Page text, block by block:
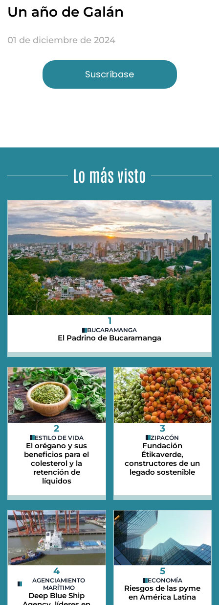
Un año de Galán
01 de diciembre de 2024
Suscríbase
Lo más visto
1
BUCARAMANGA
El Padrino de Bucaramanga
2
ESTILO DE VIDA
El orégano y sus
beneficios para el
colesterol y la
retención de
líquidos
3
ZIPACÓN
Fundación
Étikaverde,
constructores de un
legado sostenible
4
AGENCIAMIENTO
MARÍTIMO
Deep Blue Ship
5
ECONOMÍA
Riesgos de las pyme
en América Latina